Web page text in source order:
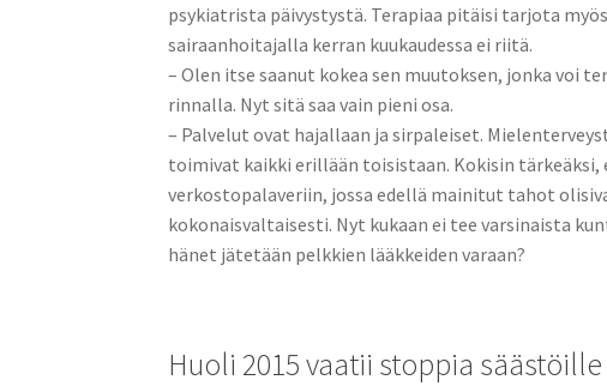
psykiatrista päivystystä. Terapiaa pitäisi tarjota
sairaanhoitajalla kerran kuukaudessa ei riitä.
– Olen itse saanut kokea sen muutoksen, jonka voi
rinnalla. Nyt sitä saa vain pieni osa.
– Palvelut ovat hajallaan ja sirpaleiset.
toimivat kaikki erillään toisistaan. Kokisin
verkostopalaveriin, jossa edellä mainitut tahot
kokonaisvaltaisesti. Nyt kukaan ei tee varsinaista
hänet jätetään pelkkien lääkkeiden varaan?
Huoli 2015 vaatii stoppia säästöille